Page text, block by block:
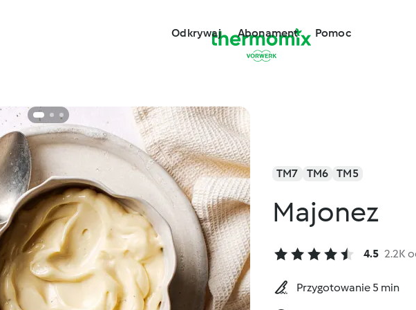
Odkrywaj Abonament Pomoc
TM7 TM6 TM5
Majonez
4.5 2.2K
Przygotowanie 5 min